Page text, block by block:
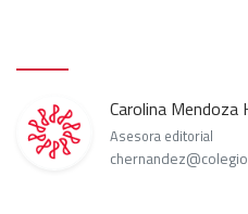
Carolina Mendoza
Asesora editorial